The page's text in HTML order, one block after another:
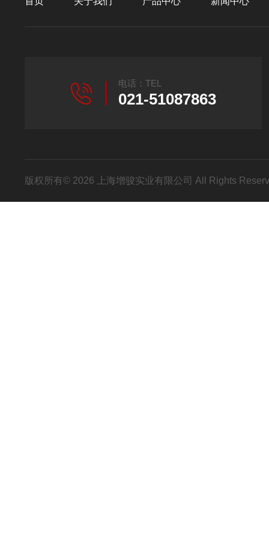
电话：TEL
021-51087863
版权所有© 2026 上海增骏实业有限公司 All Rights